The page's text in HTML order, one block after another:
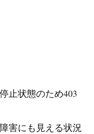
止状態のため403
害にも見える状況